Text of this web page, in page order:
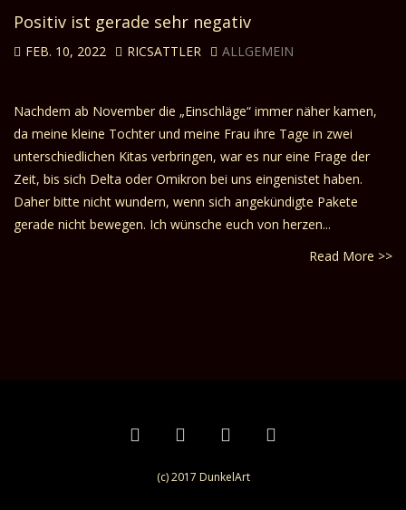
Positiv ist gerade sehr negativ
FEB. 10, 2022 RICSATTLER ALLGEMEIN
Nachdem ab November die „Einschläge“ immer näher kamen,
da meine kleine Tochter und meine Frau ihre Tage in zwei
unterschiedlichen Kitas verbringen, war es nur eine Frage der
Zeit, bis sich Delta oder Omikron bei uns eingenistet haben.
Daher bitte nicht wundern, wenn sich angekündigte Pakete
gerade nicht bewegen. Ich wünsche euch von herzen...
Read More >>
(c) 2017 DunkelArt